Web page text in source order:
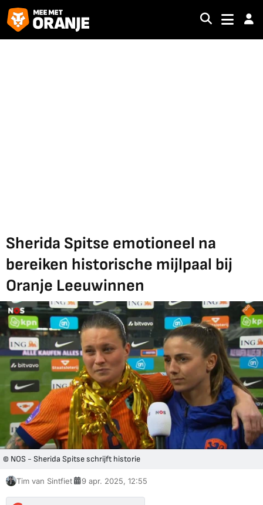
Sherida Spitse emotioneel na
bereiken historische mijlpaal bij
Oranje Leeuwinnen
© NOS - Sherida Spitse schrijft historie
Tim van Sintfiet 9 apr. 2025, 12:55